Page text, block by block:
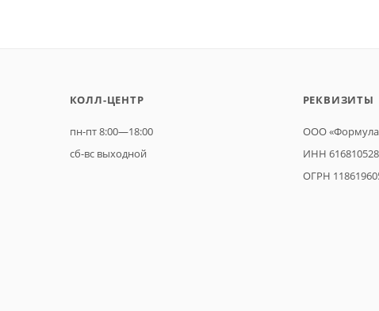
КОЛЛ-ЦЕНТР
пн-пт 8:00—18:00
сб-вс выходной
РЕКВИЗИТЫ
ООО «Формула
ИНН
ОГРН